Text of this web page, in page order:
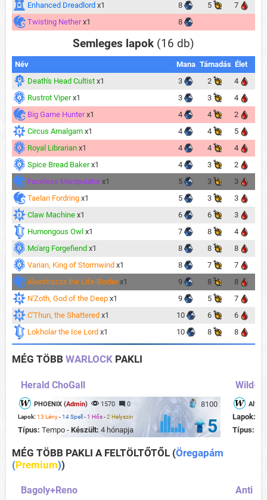
Enhanced Dreadlord x1 8 5
7
Twisting Nether x1 8
Semleges lapok (16 db)
Név Mana Támadás Élet
Death's Head Cultist x1 3 2
4
Rustrot Viper x1 3 3
4
Big Game Hunter x1 4 4
2
Circus Amalgam x1 4 4
5
Royal Librarian x1 4 4
4
Spice Bread Baker x1 4 3
2
Faceless Manipulator x1 5 3
3
Taelan Fordring x1 5 3
3
Claw Machine x1 6 6
3
Humongous Owl x1 7 8
4
Mo'arg Forgefiend x1 8 8
8
Varian, King of Stormwind x1 8 7
7
Alexstrasza the Life-Binder x1 9 8
8
N'Zoth, God of the Deep x1 9 5
7
C'Thun, the Shattered x1 10 6
6
Lokholar the Ice Lord x1 10 8 8
MÉG TÖBB WARLOCK PAKLI
Herald ChoGall
8100
PHOENIX (Admin) 1570 0
Lapok: 13 Lény-14 Spell -1 Hős-2 Helyszín
Típus: Tempo - Készült: 4 hónapja 5
Wild-
Lapok:
Típus:
MÉG TÖBB PAKLI A FELTÖLTŐTŐL (Öregapám
(Premium))
Bagoly+Reno Anti